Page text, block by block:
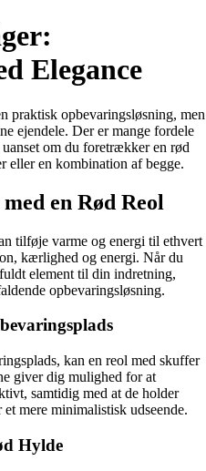
Elegance
praktisk opbevaringsløsning, men
ejendele. Der er mange fordele
om du foretrækker en rød
eller en kombination af begge.
en Rød Reol
tilføje varme og energi til ethvert
kærlighed og energi. Når du
element til din indretning,
opbevaringsløsning.
kan en reol med skuffer
giver dig mulighed for at
samtidig med at de holder
mere minimalistisk udseende.
Hylde